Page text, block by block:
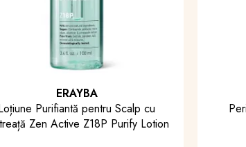
BLISSE
Perie pentru Descalcirea Parului
Detangler Hair Brush